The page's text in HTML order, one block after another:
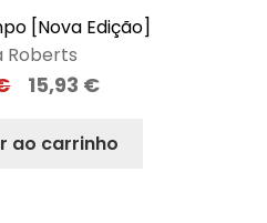
[Nova Edição]
Roberts
15,93 €
ao carrinho